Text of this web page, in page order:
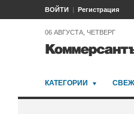
ВОЙТИ Регистрация
06 АВГУСТА, ЧЕТВЕРГ
КАТЕГОРИИ